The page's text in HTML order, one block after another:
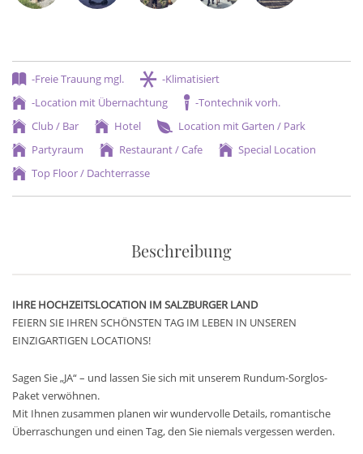
-Freie Trauung mgl.
-Klimatisiert
-Location mit Übernachtung
-Tontechnik vorh.
Club / Bar
Hotel
Location mit Garten / Park
Partyraum
Restaurant / Cafe
Special Location
Top Floor / Dachterrasse
Beschreibung
IHRE HOCHZEITSLOCATION IM SALZBURGER LAND
FEIERN SIE IHREN SCHÖNSTEN TAG IM LEBEN IN UNSEREN
EINZIGARTIGEN LOCATIONS!
Sagen Sie „JA“ – und lassen Sie sich mit unserem Rundum-Sorglos-
Paket verwöhnen.
Mit Ihnen zusammen planen wir wundervolle Details, romantische
Überraschungen und einen Tag, den Sie niemals vergessen werden.